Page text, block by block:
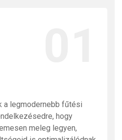
a legmodernebb fűtési
hogy
meleg legyen,